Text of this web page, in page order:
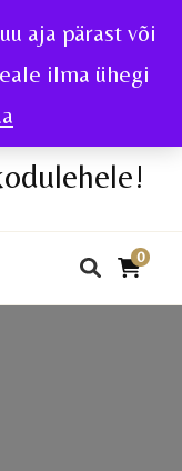
aja pärast või
ilma ühegi
0